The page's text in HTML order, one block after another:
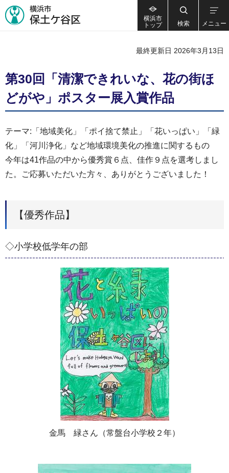
横浜市
トップ
検索 メニュー
最終更新日 2026年3月13日
第30回「清潔できれいな、花の街ほ
どがや」ポスター展入賞作品
テーマ:「地域美化」「ポイ捨て禁止」「花いっぱい」「緑
化」「河川浄化」など地域環境美化の推進に関するもの
今年は41作品の中から優秀賞６点、佳作９点を選考しまし
た。ご応募いただいた方々、ありがとうございました！
【優秀作品】
◇小学校低学年の部
金馬 緑さん（常盤台小学校２年）